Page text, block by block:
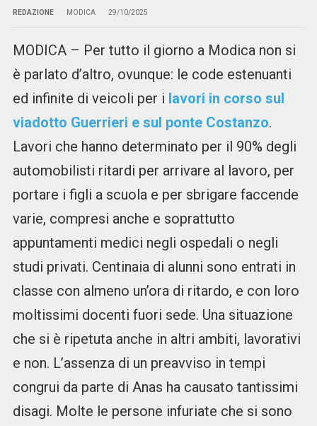
REDAZIONE MODICA 29/10/2025
MODICA – Per tutto il giorno a Modica non si
è parlato d’altro, ovunque: le code estenuanti
ed infinite di veicoli per i lavori in corso sul
viadotto Guerrieri e sul ponte Costanzo.
Lavori che hanno determinato per il 90% degli
automobilisti ritardi per arrivare al lavoro, per
portare i figli a scuola e per sbrigare faccende
varie, compresi anche e soprattutto
appuntamenti medici negli ospedali o negli
studi privati. Centinaia di alunni sono entrati in
classe con almeno un’ora di ritardo, e con loro
moltissimi docenti fuori sede. Una situazione
che si è ripetuta anche in altri ambiti, lavorativi
e non. L’assenza di un preavviso in tempi
congrui da parte di Anas ha causato tantissimi
disagi. Molte le persone infuriate che si sono